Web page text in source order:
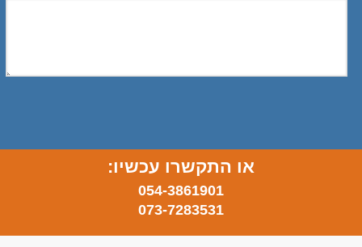
או התקשרו עכשיו:
054-3861901
073-7283531